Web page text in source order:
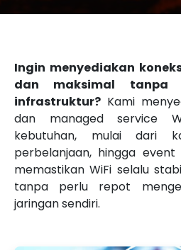
Ingin menyediakan
dan maksimal tanpa
infrastruktur? Kami
dan managed service
kebutuhan, mulai dari
perbelanjaan, hingga
memastikan WiFi selalu
tanpa perlu repot
jaringan sendiri.